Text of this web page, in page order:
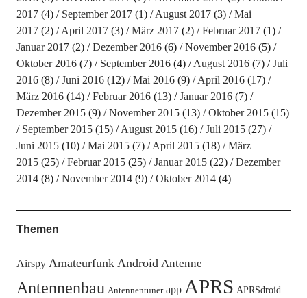
2017(4) September 2017(1) August 2017(3)
Mai
2017(2) April 2017(3) März 2017(2) Februar 2017(1)
Januar 2017(2) Dezember 2016(6) November 2016(5)
Oktober 2016(7) September 2016(4) August 2016(7)
Juli
2016(8) Juni 2016(12) Mai 2016(9) April 2016(17)
März 2016(14) Februar 2016(13) Januar 2016(7)
Dezember 2015(9) November 2015(13) Oktober 2015(15)
September 2015(15) August 2015(16) Juli 2015(27)
Juni 2015(10) Mai 2015(7) April 2015(18)
März
2015(25) Februar 2015(25) Januar 2015(22)
Dezember
2014(8) November 2014(9) Oktober 2014(4)
Themen
Airspy Amateurfunk Android Antenne
Antennenbau Antennentuner app APRS APRSdroid